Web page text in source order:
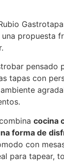
propuesta
pensado
tapas con
cocina
forma de
con
para tapear,